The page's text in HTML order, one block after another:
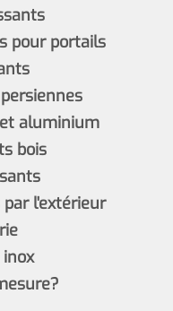
pour portails
aluminium
bois
l'extérieur